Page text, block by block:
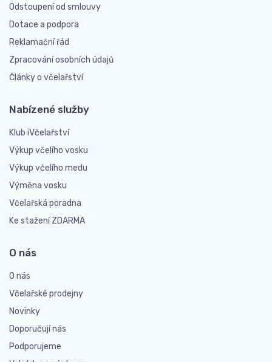
Odstoupení od smlouvy
Dotace a podpora
Reklamační řád
Zpracování osobních údajů
Články o včelařství
Nabízené služby
Klub iVčelařství
Výkup včelího vosku
Výkup včelího medu
Výměna vosku
Včelařská poradna
Ke stažení ZDARMA
O nás
O nás
Včelařské prodejny
Novinky
Doporučují nás
Podporujeme